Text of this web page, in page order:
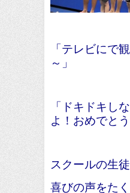
「テレビにで
～」
「ドキドキし
よ！おめでと
スクールの生
喜びの声をた